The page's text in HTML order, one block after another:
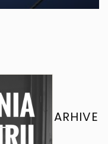
ARHIVE